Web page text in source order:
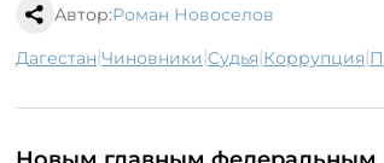
Автор:Роман Новоселов
Дагестан| чиновники| судья| коррупция|